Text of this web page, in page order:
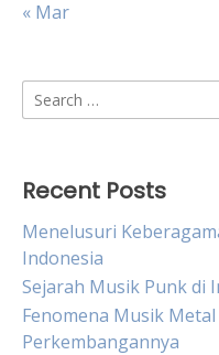
« Mar
Search
for:
Recent Posts
Menelusuri
Indonesia
Sejarah Musik Punk di
Fenomena Musik
Perkembangannya